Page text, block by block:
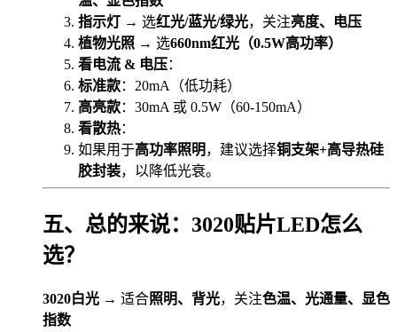
指示灯 → 选红光/蓝光/绿光，关注亮度、电压
植物光照 → 选660nm红光（0.5W高功率）
看电流 & 电压：
标准款：20mA（低功耗）
高亮款：30mA 或 0.5W（60-150mA）
看散热：
如果用于高功率照明 ，建议选择铜支架+高导热硅
胶封装，以降低光衰。
五、总的来说：3020贴片LED怎么
选？
3020白光 → 适合照明、背光，关注色温、光通量、显色
指数